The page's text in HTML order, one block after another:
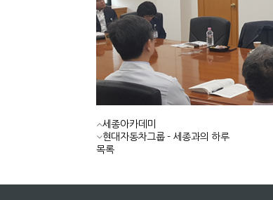
세종아카데미
현대자동차그룹 - 세종과의 하루
목록